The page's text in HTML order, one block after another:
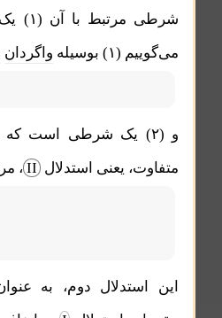
شرطی
می‌گوییم (۱) بوسیله
واگردان
و (۲) یک شرطی است که
متفاوت، یعنی استدلال II ،
این استدلال دوم، به